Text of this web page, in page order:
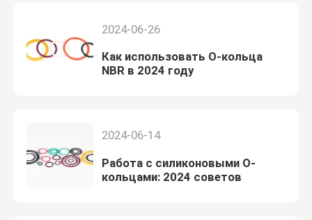
2024-06-26
Как использовать О-кольца
NBR в 2024 году
2024-06-14
Работа с силиконовыми O-
кольцами: 2024 советов